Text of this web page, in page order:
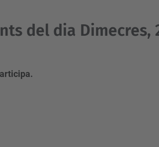
del dia Dimecres,